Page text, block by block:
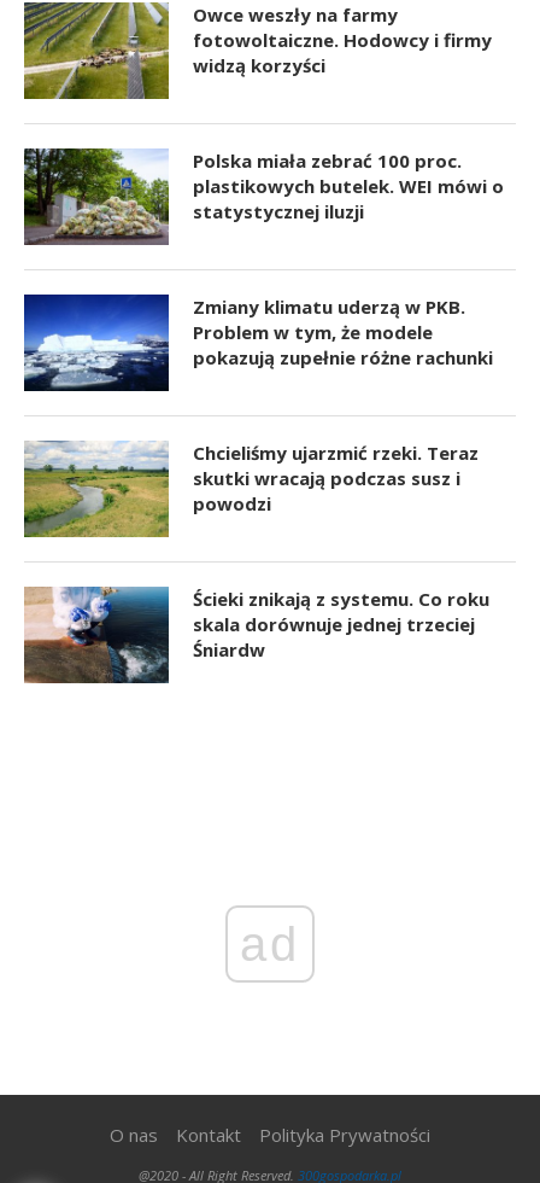
Owce weszły na farmy
fotowoltaiczne. Hodowcy i firmy
widzą korzyści
Polska miała zebrać 100 proc.
plastikowych butelek. WEI mówi o
statystycznej iluzji
Zmiany klimatu uderzą w PKB.
Problem w tym, że modele
pokazują zupełnie różne rachunki
Chcieliśmy ujarzmić rzeki. Teraz
skutki wracają podczas susz i
powodzi
Ścieki znikają z systemu. Co roku
skala dorównuje jednej trzeciej
Śniardw
ad
O nas Kontakt Polityka Prywatności
@2020 - All Right Reserved. 300gospodarka.pl